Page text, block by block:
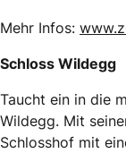
Mehr Infos:
Schloss Wildegg
Taucht ein in die
Wildegg. Mit
Schlosshof mit